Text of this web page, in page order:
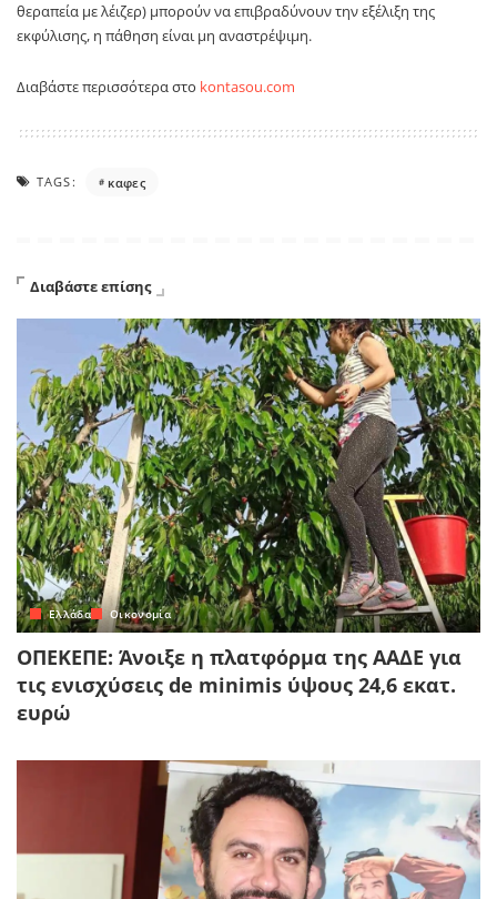
θεραπεία με λέιζερ) μπορούν να επιβραδύνουν την εξέλιξη της
εκφύλισης, η πάθηση είναι μη αναστρέψιμη.
Διαβάστε περισσότερα στο kontasou.com
TAGS: καφες
Διαβάστε επίσης
Ελλάδα Οικονομία
ΟΠΕΚΕΠΕ: Άνοιξε η πλατφόρμα της ΑΑΔΕ για
τις ενισχύσεις de minimis ύψους 24,6 εκατ.
ευρώ